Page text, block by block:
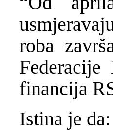
roba
financija
Istina je da: